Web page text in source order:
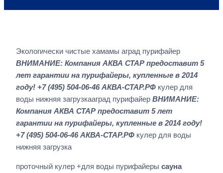
Экологически чистые хамамы аград пурифайер
ВНИМАНИЕ: Компания АКВА СТАР предоставит 5
лет гарантии на пурифайеры, купленные в 2014
году! +7 (495) 504-06-46 АКВА-СТАР.РФ кулер для
воды нижняя загрузкааград пурифайер ВНИМАНИЕ:
Компания АКВА СТАР предоставит 5 лет
гарантии на пурифайеры, купленные в 2014 году!
+7 (495) 504-06-46 АКВА-СТАР.РФ кулер для воды
нижняя загрузка
проточный кулер +для воды пурифайеры сауна